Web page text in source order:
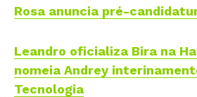
Rosa anuncia pré-
Leandro oficializa Bira na
nomeia Andrey
Tecnologia